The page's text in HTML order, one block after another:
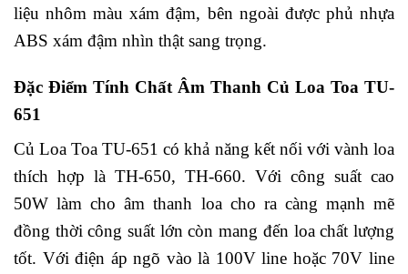
liệu nhôm màu xám đậm, bên ngoài được phủ nhựa
ABS xám đậm nhìn thật sang trọng.
Đặc Điểm Tính Chất Âm Thanh Củ Loa Toa TU-
651
Củ Loa Toa TU-651 có khả năng kết nối với vành loa
thích hợp là TH-650, TH-660. Với công suất cao
50W làm cho âm thanh loa cho ra càng mạnh mẽ
đồng thời công suất lớn còn mang đến loa chất lượng
tốt. Với điện áp ngõ vào là 100V line hoặc 70V line